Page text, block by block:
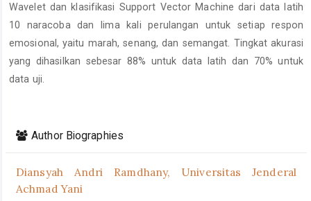
Wavelet dan klasifikasi Support Vector Machine dari data latih
10 naracoba dan lima kali perulangan untuk setiap respon
emosional, yaitu marah, senang, dan semangat. Tingkat akurasi
yang dihasilkan sebesar 88% untuk data latih dan 70% untuk
data uji.
Details
Author Biographies
Diansyah Andri Ramdhany, Universitas Jenderal
Achmad Yani